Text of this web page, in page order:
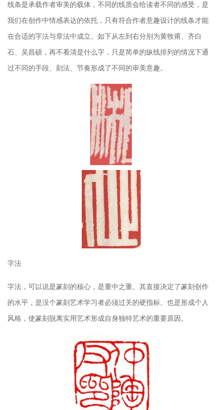
线条是承载作者审美的载体，不同的线质会给读者不同的感受，是
我们在创作中情感表达的依托，只有符合作者意趣设计的线条才能
在合适的字法与章法中成立。如下从左到右分别为黄牧甫、齐白
石、吴昌硕，再不看清是什么字，只是简单的纵线排列的情况下通
过不同的手段、刻法、节奏形成了不同的审美意趣。
字法
字法，可以说是篆刻的核心，是重中之重。其直接决定了篆刻创作
的水平，是没个篆刻艺术学习者必须过关的硬指标。也是形成个人
风格，使篆刻脱离实用艺术形成自身独特艺术的重要原因。